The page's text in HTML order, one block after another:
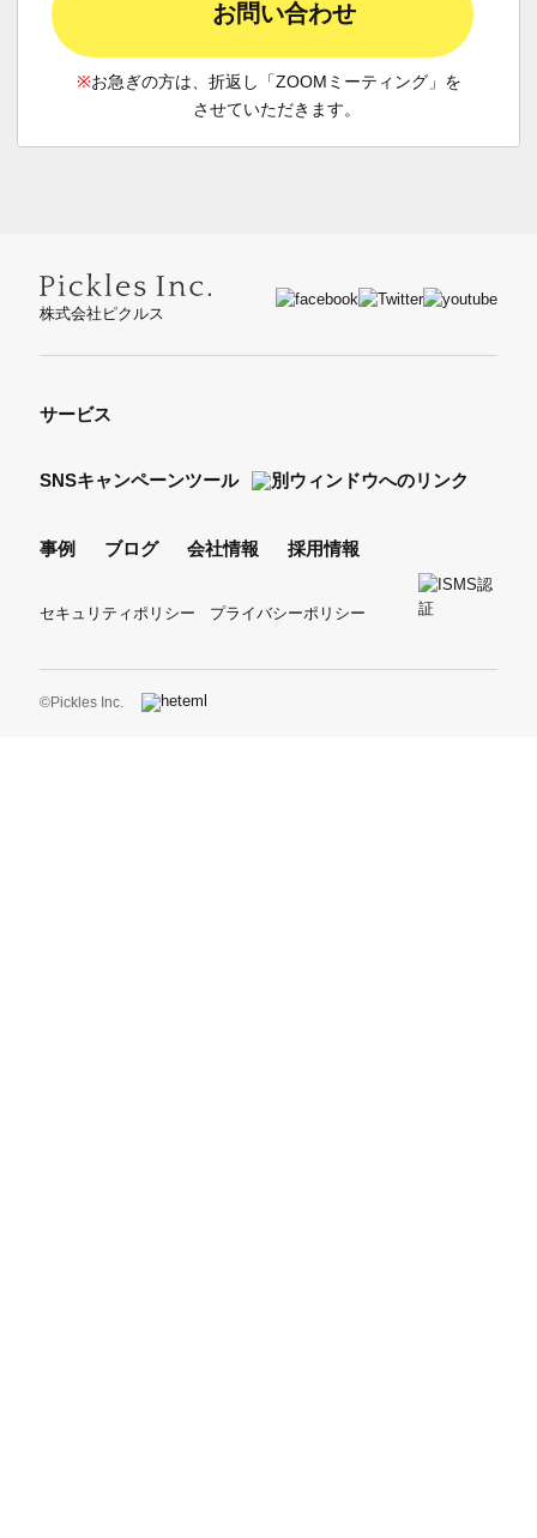
お問い合わせ
※お急ぎの方は、折返し「ZOOMミーティング」を
させていただきます。
株式会社ピクルス
サービス
SNSキャンペーンツール
事例 ブログ 会社情報 採用情報
セキュリティポリシー プライバシーポリシー
©Pickles Inc.